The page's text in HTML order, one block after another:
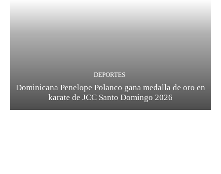
DEPORTES
Dominicana Penelope Polanco gana medalla de oro en
karate de JCC Santo Domingo 2026